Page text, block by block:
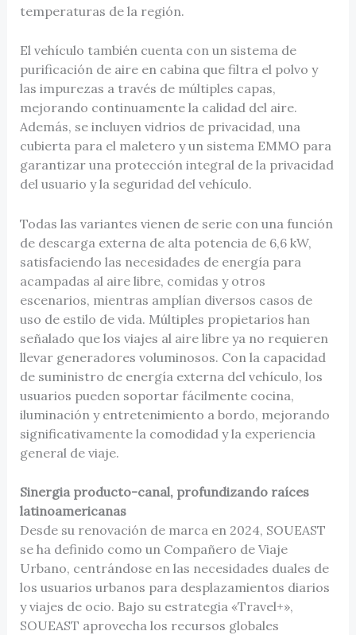
temperaturas de la región.
El vehículo también cuenta con un sistema de
purificación de aire en cabina que filtra el polvo y
las impurezas a través de múltiples capas,
mejorando continuamente la calidad del aire.
Además, se incluyen vidrios de privacidad, una
cubierta para el maletero y un sistema EMMO para
garantizar una protección integral de la privacidad
del usuario y la seguridad del vehículo.
Todas las variantes vienen de serie con una función
de descarga externa de alta potencia de 6,6 kW,
satisfaciendo las necesidades de energía para
acampadas al aire libre, comidas y otros
escenarios, mientras amplían diversos casos de
uso de estilo de vida. Múltiples propietarios han
señalado que los viajes al aire libre ya no requieren
llevar generadores voluminosos. Con la capacidad
de suministro de energía externa del vehículo, los
usuarios pueden soportar fácilmente cocina,
iluminación y entretenimiento a bordo, mejorando
significativamente la comodidad y la experiencia
general de viaje.
Sinergia producto-canal, profundizando raíces
latinoamericanas
Desde su renovación de marca en 2024, SOUEAST
se ha definido como un Compañero de Viaje
Urbano, centrándose en las necesidades duales de
los usuarios urbanos para desplazamientos diarios
y viajes de ocio. Bajo su estrategia «Travel+»,
SOUEAST aprovecha los recursos globales